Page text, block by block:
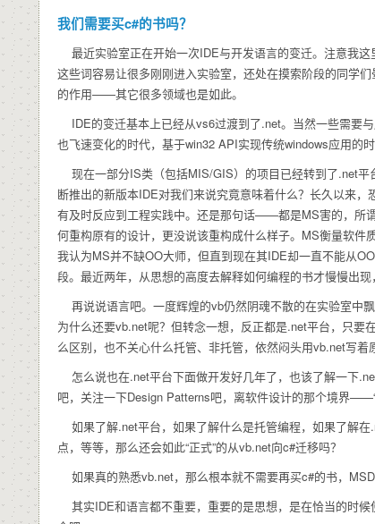
我们需要买c#的书吗？
最近实验室正在开始一次IDE与开发语言的变迁。注意我
这些词容易让很多刚刚进入实验室，还处在摸索阶段的同学
的作用——其它很多领域也是如此。
IDE的变迁基本上已经从vs6过渡到了.net。当然一些需要
也飞速变化的时代，基于win32 API实现传统windows应用的
现在一部分IS类（包括MIS/GIS）的项目已经转到了.net平
断推出的新版本IDE对我们来说究竟意味着什么？长久以来
有及时反应到工程实践中。还是那句话——都是MS害的，所
何重构原有的设计，更没说该重构成什么样子。MS衡量软件
我认为MS并不缺OO大师，但直到现在其IDE却一直不能从
段。最近两年，从思想的高度去解释如何编程的书才慢慢出现
再说说语言吧。一度辉煌的vb仍然阴魂不散的在实验室中
为什么还要vb.net呢？但转念一想，反正都是.net平台，只
么区别，也不关心什么托管、非托管，依然闷头用vb.net写
怎么说也在.net平台下面做开发好几年了，也该了解一下
吧，关注一下Design Patterns吧，离软件设计的那个境界
如果了解.net平台，如果了解什么是托管编程，如果了解在
点，等等，那么还会如此“正式”的从vb.net向c#迁移吗？
如果真的熟悉vb.net，那么根本就不需要再买c#的书，
其实IDE和语言都不重要，重要的是思想，是在恰当的时候